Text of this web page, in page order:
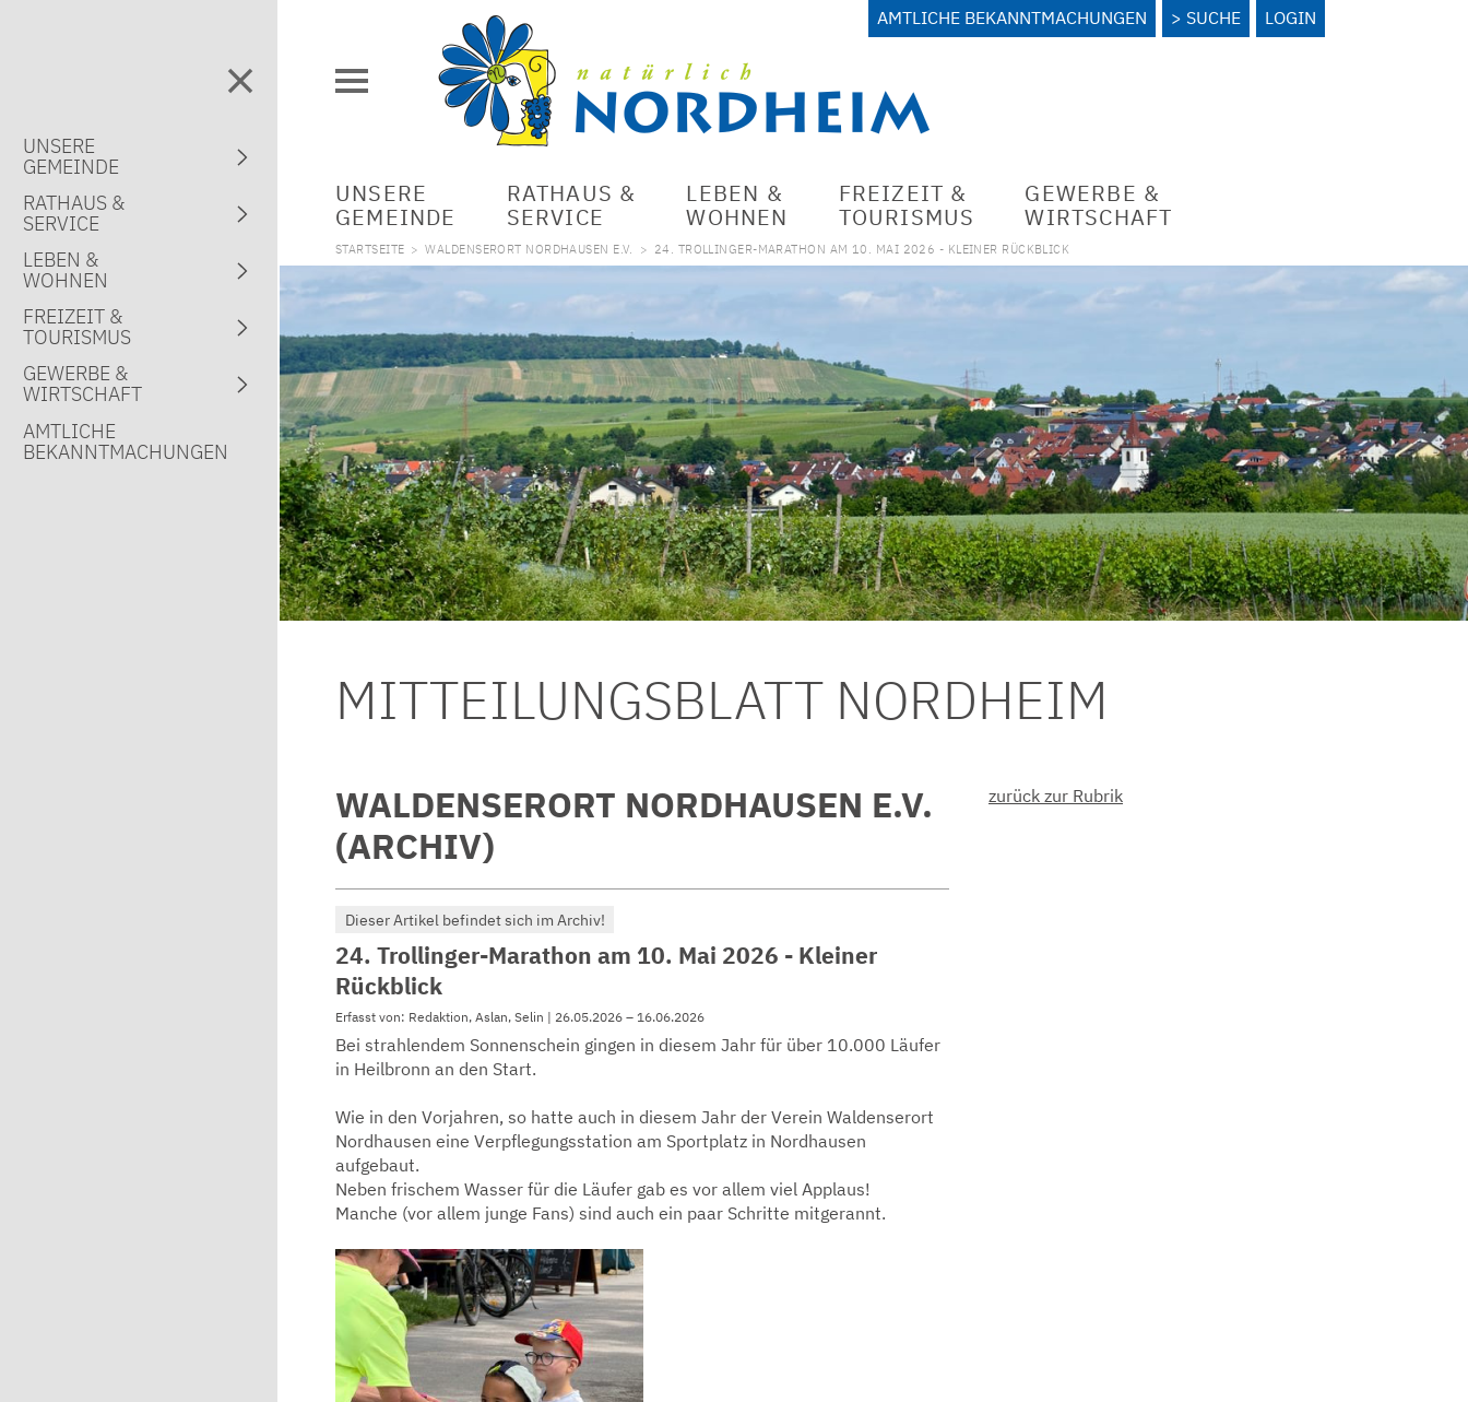
AMTLICHE BEKANNTMACHUNGEN SUCHE LOGIN
UNSERE
GEMEINDE
RATHAUS &
SERVICE
LEBEN &
WOHNEN
FREIZEIT &
TOURISMUS
GEWERBE &
WIRTSCHAFT
STARTSEITE > WALDENSERORT NORDHAUSEN E.V. > 24. TROLLINGER-MARATHON AM 10. MAI 2026 - KLEINER RÜCKBLICK
MITTEILUNGSBLATT NORDHEIM
WALDENSERORT NORDHAUSEN E.V.
(ARCHIV)
Dieser Artikel befindet sich im Archiv!
24. Trollinger-Marathon am 10. Mai 2026 - Kleiner
Rückblick
Erfasst von: Redaktion, Aslan, Selin | 26.05.2026 – 16.06.2026
Bei strahlendem Sonnenschein gingen in diesem Jahr für über 10.000 Läufer
in Heilbronn an den Start.
Wie in den Vorjahren, so hatte auch in diesem Jahr der Verein Waldenserort
Nordhausen eine Verpflegungsstation am Sportplatz in Nordhausen
aufgebaut.
Neben frischem Wasser für die Läufer gab es vor allem viel Applaus!
Manche (vor allem junge Fans) sind auch ein paar Schritte mitgerannt.
zurück zur Rubrik
UNSERE
GEMEINDE
RATHAUS &
SERVICE
LEBEN &
WOHNEN
FREIZEIT &
TOURISMUS
GEWERBE &
WIRTSCHAFT
AMTLICHE
BEKANNTMACHUNGEN